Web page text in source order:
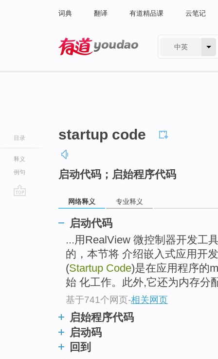
词典 翻译 有道精品课 云笔记
中英
目录
释义
例句
startup code
启动代码；启始程序代码
网络释义 专业释义
启动代码
...用RealView 微控制器开发工
的，本节将 介绍嵌入式应用开
(Startup Code)是在应用程序的
始 化工作。此外,它还为内存分
基于741个网页-相关网页
启始程序代码
启动码
回到